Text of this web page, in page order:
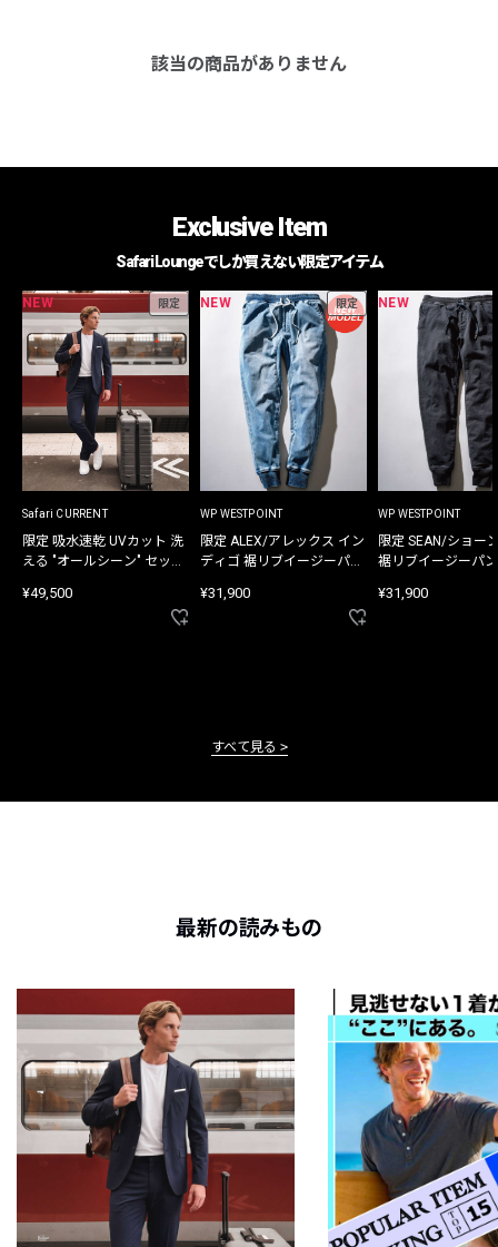
該当の商品がありません
Exclusive Item
Safari Loungeでしか買えない限定アイテム
NEW 限定
Safari CURRENT
限定 吸水速乾 UVカット 洗
える "オールシーン" セット
¥49,500
NEW 限定
WP WESTPOINT
限定 ALEX/アレックス イン
ディゴ 裾リブイージーパン
¥31,900
NEW
WP WESTPOINT
限定 SEAN/ショー
裾リブイージーパ
¥31,900
すべて見る
最新の読みもの